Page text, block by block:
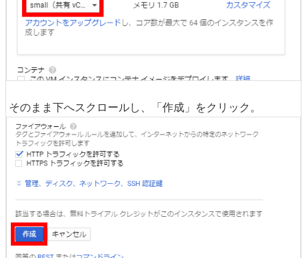
そのまま下へスクロールし、「作成」をクリック。